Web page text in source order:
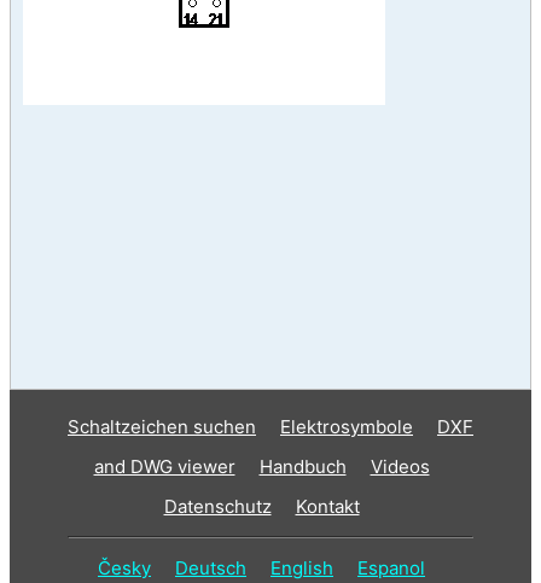
Schaltzeichen suchen Elektrosymbole
DXF
and DWG viewer
Handbuch
Videos
Datenschutz
Kontakt
Česky Deutsch English Espanol